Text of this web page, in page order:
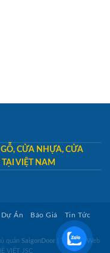
CỬA NHỰA, CỬA
VIỆT NAM
Dự Án Báo Giá
Tin Tức
quản SaigonDoor
Thiết kế Web
VIỆT JSC